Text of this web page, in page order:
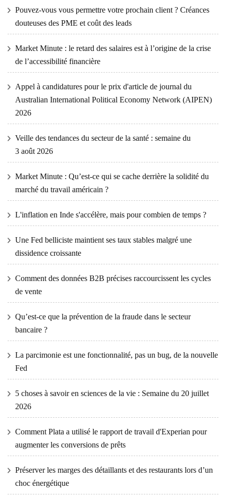
Pouvez-vous vous permettre votre prochain client ? Créances
douteuses des PME et coût des leads
Market Minute : le retard des salaires est à l’origine de la crise
de l’accessibilité financière
Appel à candidatures pour le prix d'article de journal du
Australian International Political Economy Network (AIPEN)
2026
Veille des tendances du secteur de la santé : semaine du
3 août 2026
Market Minute : Qu’est-ce qui se cache derrière la solidité du
marché du travail américain ?
L'inflation en Inde s'accélère, mais pour combien de temps ?
Une Fed belliciste maintient ses taux stables malgré une
dissidence croissante
Comment des données B2B précises raccourcissent les cycles
de vente
Qu’est-ce que la prévention de la fraude dans le secteur
bancaire ?
La parcimonie est une fonctionnalité, pas un bug, de la nouvelle
Fed
5 choses à savoir en sciences de la vie : Semaine du 20 juillet
2026
Comment Plata a utilisé le rapport de travail d'Experian pour
augmenter les conversions de prêts
Préserver les marges des détaillants et des restaurants lors d’un
choc énergétique